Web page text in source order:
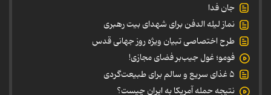
جان فدا
نماز لیله الدفن برای شهدای بیت رهبری
طرح اختصاصی تبیان ویژه روز جهانی قدس
فومو؛ غول جیب‌بر فضای مجازی!
۵ غذای سریع و سالم برای طبیعت‌گردی
نتیجه حمله آمریکا به ایران چیست؟